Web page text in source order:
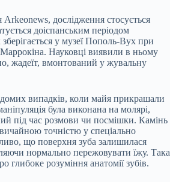
дослідження стосується
доіспанським періодом
зберігається у музеї Пополь-Вух при
Маррокіна. Науковці виявили в ньому
жадеїт, вмонтований у жувальну
випадків, коли майя прикрашали
була виконана на молярі,
під час розмови чи посмішки. Камінь
точністю у спеціально
що поверхня зуба залишилася
нормально пережовувати їжу. Така
глибоке розуміння анатомії зубів.